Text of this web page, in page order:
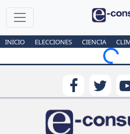
INICIO ELECCIONES CIENCIA